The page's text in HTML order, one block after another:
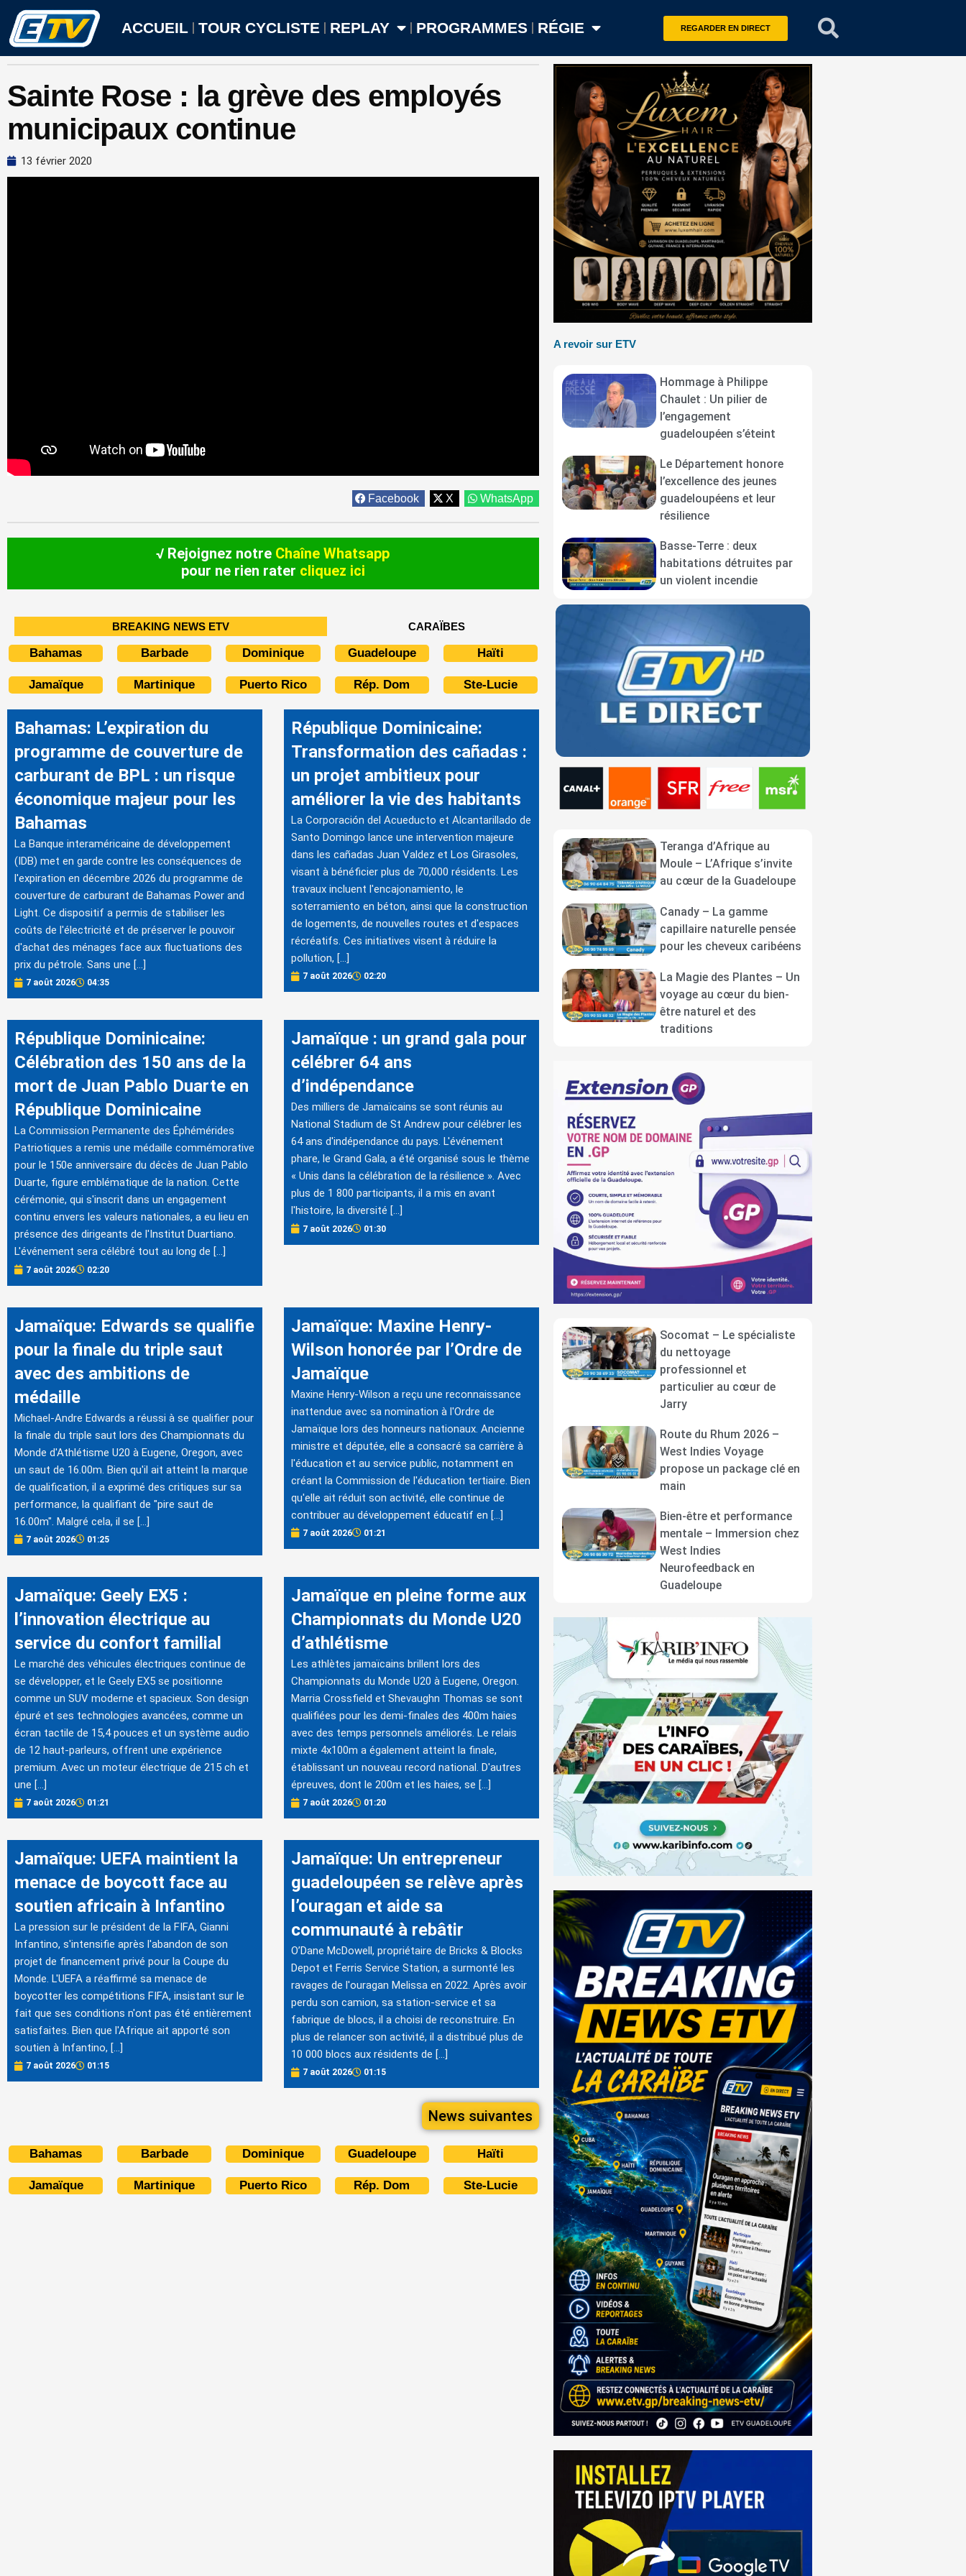
Aller
contenu
ACCUEIL TOUR CYCLISTE REPLAY PROGRAMMES RÉGIE REGARDER EN DIRECT
Sainte Rose : la grève des employés
municipaux continue
13 février 2020
Facebook X WhatsApp
√ Rejoignez notre Chaîne Whatsapp
pour ne rien rater cliquez ici
BREAKING NEWS ETV CARAÏBES
Bahamas Barbade Dominique Guadeloupe Haïti
Jamaïque Martinique Puerto Rico Rép. Dom Ste-Lucie
Bahamas: L’expiration du
programme de couverture de
carburant de BPL : un risque
économique majeur pour les
Bahamas
La Banque interaméricaine de développement
(IDB) met en garde contre les conséquences de
l'expiration en décembre 2026 du programme de
couverture de carburant de Bahamas Power and
Light. Ce dispositif a permis de stabiliser les
coûts de l'électricité et de préserver le pouvoir
d'achat des ménages face aux fluctuations des
prix du pétrole. Sans une […]
7 août 2026 04:35
République Dominicaine:
Transformation des cañadas :
un projet ambitieux pour
améliorer la vie des habitants
La Corporación del Acueducto et Alcantarillado de
Santo Domingo lance une intervention majeure
dans les cañadas Juan Valdez et Los Girasoles,
visant à bénéficier plus de 70,000 résidents. Les
travaux incluent l'encajonamiento, le
soterramiento en béton, ainsi que la construction
de logements, de nouvelles routes et d'espaces
récréatifs. Ces initiatives visent à réduire la
pollution, […]
7 août 2026 02:20
République Dominicaine:
Célébration des 150 ans de la
mort de Juan Pablo Duarte en
République Dominicaine
La Commission Permanente des Éphémérides
Patriotiques a remis une médaille commémorative
pour le 150e anniversaire du décès de Juan Pablo
Duarte, figure emblématique de la nation. Cette
cérémonie, qui s'inscrit dans un engagement
continu envers les valeurs nationales, a eu lieu en
présence des dirigeants de l'Institut Duartiano.
L'événement sera célébré tout au long de […]
7 août 2026 02:20
Jamaïque : un grand gala pour
célébrer 64 ans
d’indépendance
Des milliers de Jamaïcains se sont réunis au
National Stadium de St Andrew pour célébrer les
64 ans d'indépendance du pays. L'événement
phare, le Grand Gala, a été organisé sous le thème
« Unis dans la célébration de la résilience ». Avec
plus de 1 800 participants, il a mis en avant
l'histoire, la diversité […]
7 août 2026 01:30
Jamaïque: Edwards se qualifie
pour la finale du triple saut
avec des ambitions de
médaille
Michael-Andre Edwards a réussi à se qualifier pour
la finale du triple saut lors des Championnats du
Monde d'Athlétisme U20 à Eugene, Oregon, avec
un saut de 16.00m. Bien qu'il ait atteint la marque
de qualification, il a exprimé des critiques sur sa
performance, la qualifiant de "pire saut de
16.00m". Malgré cela, il se […]
7 août 2026 01:25
Jamaïque: Maxine Henry-
Wilson honorée par l’Ordre de
Jamaïque
Maxine Henry-Wilson a reçu une reconnaissance
inattendue avec sa nomination à l'Ordre de
Jamaïque lors des honneurs nationaux. Ancienne
ministre et députée, elle a consacré sa carrière à
l'éducation et au service public, notamment en
créant la Commission de l'éducation tertiaire. Bien
qu'elle ait réduit son activité, elle continue de
contribuer au développement éducatif en […]
7 août 2026 01:21
Jamaïque: Geely EX5 :
l’innovation électrique au
service du confort familial
Le marché des véhicules électriques continue de
se développer, et le Geely EX5 se positionne
comme un SUV moderne et spacieux. Son design
épuré et ses technologies avancées, comme un
écran tactile de 15,4 pouces et un système audio
de 12 haut-parleurs, offrent une expérience
premium. Avec un moteur électrique de 215 ch et
une […]
7 août 2026 01:21
Jamaïque en pleine forme aux
Championnats du Monde U20
d’athlétisme
Les athlètes jamaïcains brillent lors des
Championnats du Monde U20 à Eugene, Oregon.
Marria Crossfield et Shevaughn Thomas se sont
qualifiées pour les demi-finales des 400m haies
avec des temps personnels améliorés. Le relais
mixte 4x100m a également atteint la finale,
établissant un nouveau record national. D'autres
épreuves, dont le 200m et les haies, se […]
7 août 2026 01:20
Jamaïque: UEFA maintient la
menace de boycott face au
soutien africain à Infantino
La pression sur le président de la FIFA, Gianni
Infantino, s'intensifie après l'abandon de son
projet de financement privé pour la Coupe du
Monde. L'UEFA a réaffirmé sa menace de
boycotter les compétitions FIFA, insistant sur le
fait que ses conditions n'ont pas été entièrement
satisfaites. Bien que l'Afrique ait apporté son
soutien à Infantino, […]
7 août 2026 01:15
Jamaïque: Un entrepreneur
guadeloupéen se relève après
l’ouragan et aide sa
communauté à rebâtir
O’Dane McDowell, propriétaire de Bricks & Blocks
Depot et Ferris Service Station, a surmonté les
ravages de l'ouragan Melissa en 2022. Après avoir
perdu son camion, sa station-service et sa
fabrique de blocs, il a choisi de reconstruire. En
plus de relancer son activité, il a distribué plus de
10 000 blocs aux résidents de […]
7 août 2026 01:15
News suivantes
Bahamas Barbade Dominique Guadeloupe Haïti
Jamaïque Martinique Puerto Rico Rép. Dom Ste-Lucie
A revoir sur ETV
Hommage à Philippe
Chaulet : Un pilier de
l’engagement
guadeloupéen s’éteint
Le Département honore
l’excellence des jeunes
guadeloupéens et leur
résilience
Basse-Terre : deux
habitations détruites par
un violent incendie
Teranga d’Afrique au
Moule – L’Afrique s’invite
au cœur de la Guadeloupe
Canady – La gamme
capillaire naturelle pensée
pour les cheveux caribéens
La Magie des Plantes – Un
voyage au cœur du bien-
être naturel et des
traditions
Socomat – Le spécialiste
du nettoyage
professionnel et
particulier au cœur de
Jarry
Route du Rhum 2026 –
West Indies Voyage
propose un package clé en
main
Bien-être et performance
mentale – Immersion chez
West Indies
Neurofeedback en
Guadeloupe